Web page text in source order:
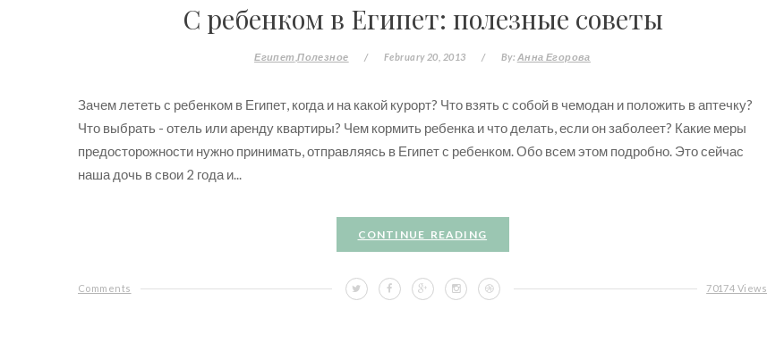
С ребенком в Египет: полезные советы
Египет Полезное / February 20, 2013 / By: Анна Егорова
Зачем лететь с ребенком в Египет, когда и на какой курорт? Что взять с собой в чемодан и положить в аптечку?
Что выбрать - отель или аренду квартиры? Чем кормить ребенка и что делать, если он заболеет? Какие меры
предосторожности нужно принимать, отправляясь в Египет с ребенком. Обо всем этом подробно. Это сейчас
наша дочь в свои 2 года и...
CONTINUE READING
Comments 70174 Views